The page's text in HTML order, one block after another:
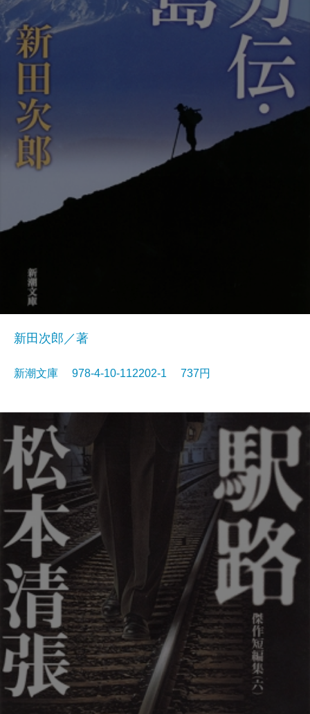
新田次郎／著
新潮文庫 978-4-10-112202-1 737円